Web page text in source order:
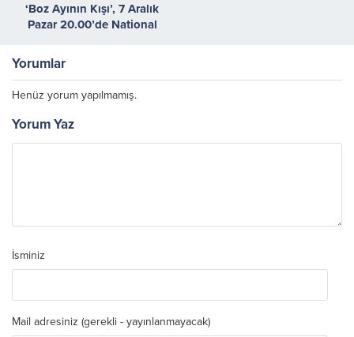
‘Boz Ayının Kışı’, 7 Aralık
Pazar 20.00’de National
Yorumlar
Henüz yorum yapılmamış.
Yorum Yaz
İsminiz
Mail adresiniz (gerekli - yayınlanmayacak)